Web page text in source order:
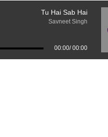
Tu Hai Sab Hai
Savneet Singh
00:00
/
00:00